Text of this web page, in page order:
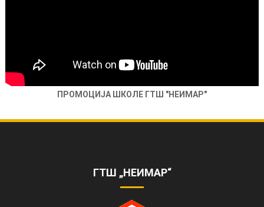
ПРОМОЦИЈА ШКОЛЕ ГТШ "НЕИМАР"
ZVANI%C4%8CNIKANAL
ГТШ „НЕИМАР“